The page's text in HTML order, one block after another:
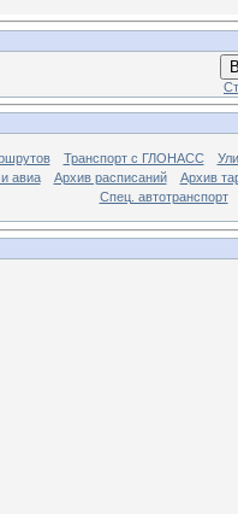
Транспорт с ГЛОНАСС
авиа Архив расписаний
Архив
Спец. автотранспорт